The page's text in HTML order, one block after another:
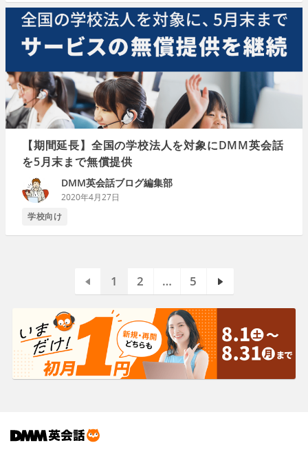
【期間延長】全国の学校法人を対象にDMM英会話
を5月末まで無償提供
DMM英会話ブログ編集部
2020年4月27日
学校向け
1 2 … 5